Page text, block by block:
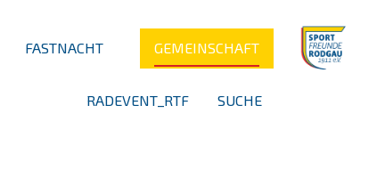
FASTNACHT GEMEINSCHAFT
RADEVENT_RTF SUCHE